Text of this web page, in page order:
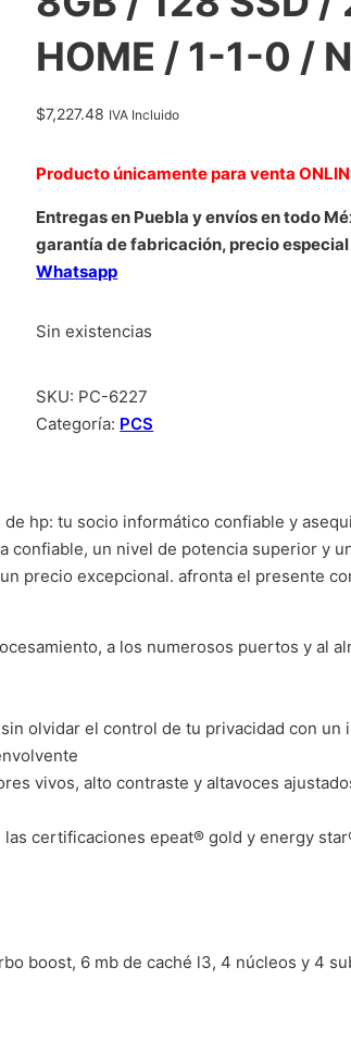
HOME / 1-1-0 /
$7,227.48 IVA Incluido
Producto únicamente para venta
Entregas en Puebla y envíos en todo
garantía de fabricación, precio
Whatsapp
Sin existencias
SKU: PC-6227
Categoría: PCS
hp: tu socio informático confiable y
confiable, un nivel de potencia superior y
precio excepcional. afronta el presente
a los numerosos puertos y al
olvidar el control de tu privacidad con un
vivos, alto contraste y altavoces
certificaciones epeat® gold y energy
boost, 6 mb de caché l3, 4 núcleos y 4